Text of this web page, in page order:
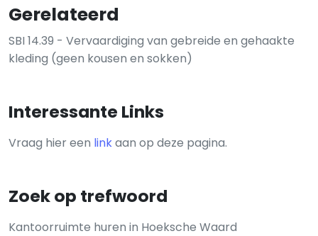
Gerelateerd
SBI 14.39 - Vervaardiging van gebreide en gehaakte
kleding (geen kousen en sokken)
Interessante Links
Vraag hier een linkaan op deze pagina.
Zoek op trefwoord
Kantoorruimte huren in Hoeksche Waard